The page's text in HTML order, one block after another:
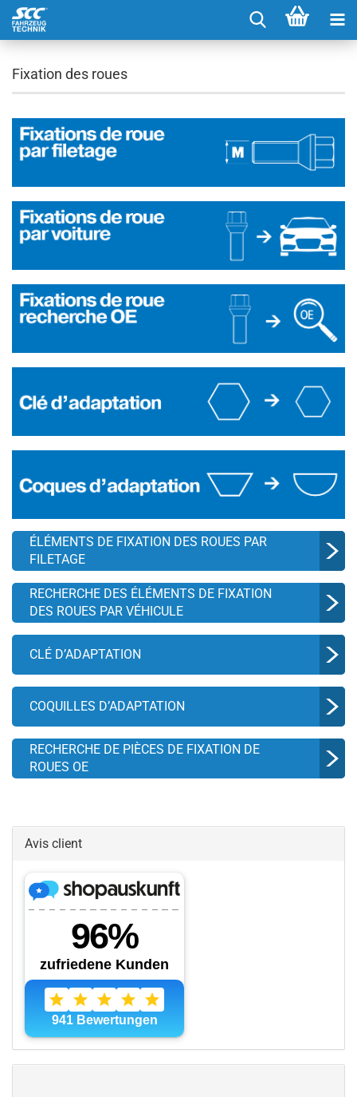
Fixation des roues
ÉLÉMENTS DE FIXATION DES ROUES PAR
FILETAGE
RECHERCHE DES ÉLÉMENTS DE FIXATION
DES ROUES PAR VÉHICULE
CLÉ D’ADAPTATION
COQUILLES D’ADAPTATION
RECHERCHE DE PIÈCES DE FIXATION DE
ROUES OE
Avis client